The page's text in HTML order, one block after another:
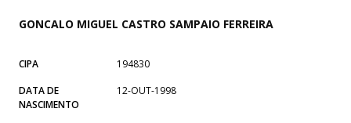
GONCALO MIGUEL CASTRO SAMPAIO FERREIRA
CIPA
194830
DATA DE
NASCIMENTO
12-OUT-1998